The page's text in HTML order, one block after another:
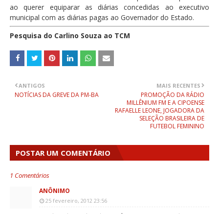
ao querer equiparar as diárias concedidas ao executivo
municipal com as diárias pagas ao Governador do Estado.
Pesquisa do Carlino Souza ao TCM
MAIS RECENTES
PROMOÇÃO DA RÁDIO
MILLÊNIUM FM E A CIPOENSE
RAFAELLE LEONE, JOGADORA DA
SELEÇÃO BRASILEIRA DE
FUTEBOL FEMININO
ANTIGOS
NOTÍCIAS DA GREVE DA PM-BA
POSTAR UM COMENTÁRIO
1 Comentários
ANÔNIMO
25 fevereiro, 2012 23:56